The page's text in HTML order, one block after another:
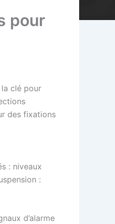
pour
clé pour
des fixations
: niveaux
:
d’alarme